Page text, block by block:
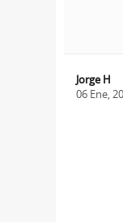
Jorge H
06 Ene,